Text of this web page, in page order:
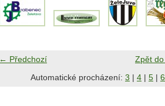
← Předchozí
Zpět
Automatické procházení: 3 | 4 | 5 | 6